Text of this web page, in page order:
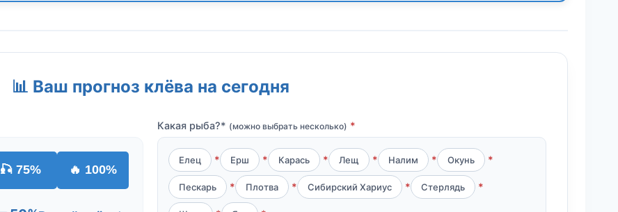
📊 Ваш прогноз клёва на сегодня
🎣 75% 🔥 100%
Какая рыба?* (можно выбрать несколько)
Елец Ерш Карась Лещ Налим Окунь
Пескарь Плотва Сибирский Хариус Стерлядь